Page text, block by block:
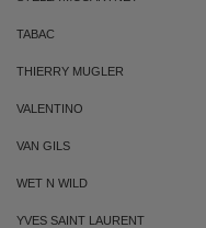
TABAC
THIERRY MUGLER
VALENTINO
VAN GILS
WET N WILD
YVES SAINT LAURENT